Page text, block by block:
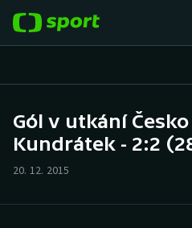
Hokej
Gól v utkání
Kundrátek - 2:2
20. 12. 2015